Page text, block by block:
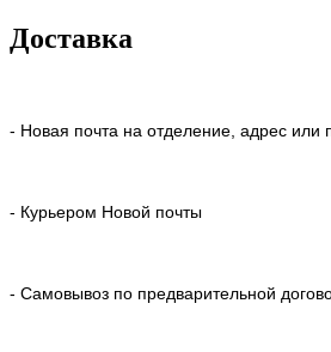
Доставка
- Новая почта на отделение, адрес или
- Курьером Новой почты
- Самовывоз по предварительной